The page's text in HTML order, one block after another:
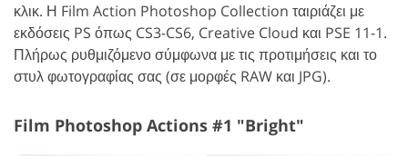
κλικ. Η Film Action Photoshop Collection ταιριάζει με
εκδόσεις PS όπως CS3-CS6, Creative Cloud και PSE 11-1.
Πλήρως ρυθμιζόμενο σύμφωνα με τις προτιμήσεις και το
στυλ φωτογραφίας σας (σε μορφές RAW και JPG).
Film Photoshop Actions #1 "Bright"